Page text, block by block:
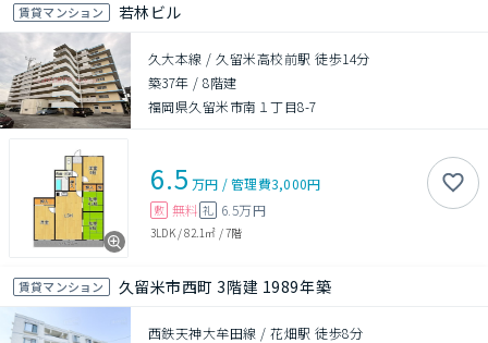
賃貸マンション 若林ビル
久大本線 / 久留米高校前駅 徒歩14分
築37年 /8階建
福岡県久留米市南１丁目8-7
6.5 万円 /管理費3,000円
敷 無料 礼 6.5万円
3LDK/82.1㎡ /7階
賃貸マンション 久留米市西町 3階建 1989年築
西鉄天神大牟田線 / 花畑駅 徒歩8分